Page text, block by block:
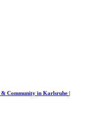
& Community in Karlsruhe |